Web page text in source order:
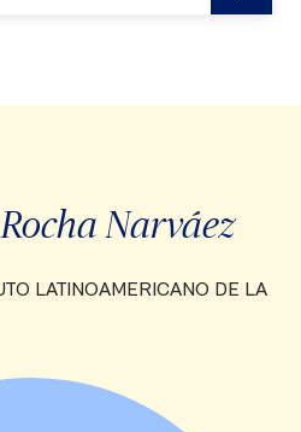
Narváez
LATINOAMERICANO DE LA